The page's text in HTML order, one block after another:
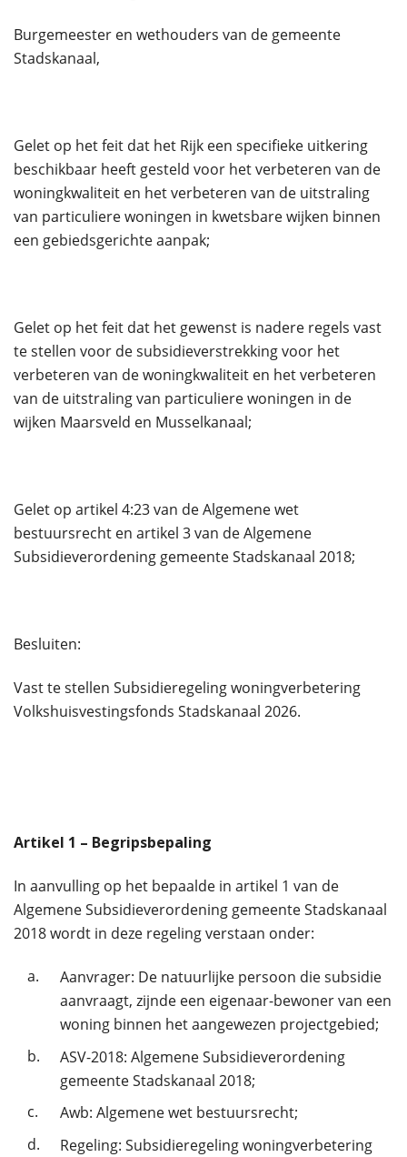
Burgemeester en wethouders van de gemeente
Stadskanaal,
Gelet op het feit dat het Rijk een specifieke uitkering
beschikbaar heeft gesteld voor het verbeteren van de
woningkwaliteit en het verbeteren van de uitstraling
van particuliere woningen in kwetsbare wijken binnen
een gebiedsgerichte aanpak;
Gelet op het feit dat het gewenst is nadere regels vast
te stellen voor de subsidieverstrekking voor het
verbeteren van de woningkwaliteit en het verbeteren
van de uitstraling van particuliere woningen in de
wijken Maarsveld en Musselkanaal;
Gelet op artikel 4:23 van de Algemene wet
bestuursrecht en artikel 3 van de Algemene
Subsidieverordening gemeente Stadskanaal 2018;
Besluiten:
Vast te stellen Subsidieregeling woningverbetering
Volkshuisvestingsfonds Stadskanaal 2026.
Artikel 1 – Begripsbepaling
In aanvulling op het bepaalde in artikel 1 van de
Algemene Subsidieverordening gemeente Stadskanaal
2018 wordt in deze regeling verstaan onder:
a.
Aanvrager: De natuurlijke persoon die subsidie
aanvraagt, zijnde een eigenaar-bewoner van een
woning binnen het aangewezen projectgebied;
b.
ASV-2018: Algemene Subsidieverordening
gemeente Stadskanaal 2018;
c.
Awb: Algemene wet bestuursrecht;
d.
Regeling: Subsidieregeling woningverbetering